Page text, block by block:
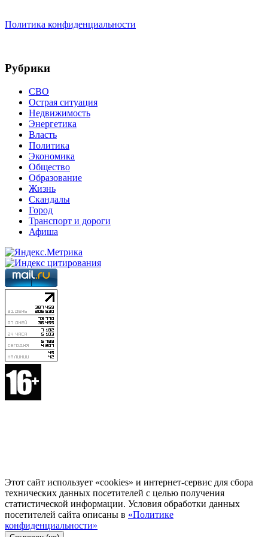
Политика конфиденциальности
Рубрики
СВО
Острая ситуация
Недвижимость
Энергетика
Власть
Политика
Экономика
Общество
Образование
Жизнь
Скандалы
Город
Транспорт и дороги
Афиша
Этот сайт использует «cookies» и интернет-сервис для сбора
технических данных посетителей с целью получения
статистической информации. Условия обработки данных
посетителей сайта описаны в «Политике
конфиденциальности»